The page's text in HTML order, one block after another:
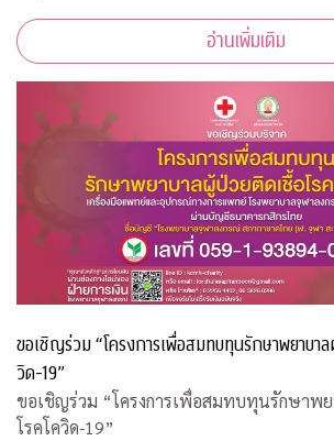
กับ "กองทุนภูมิคุ้มกันบำบัดมะเร็งจุฬาฯ"
อ่านเพิ่มเติม
ขอเชิญร่วม “โครงการเพื่อสมทบทุนรักษาพยาบา
วิด-19”
ขอเชิญร่วม “โครงการเพื่อสมทบทุนรักษาพ
โรคโควิด-19”